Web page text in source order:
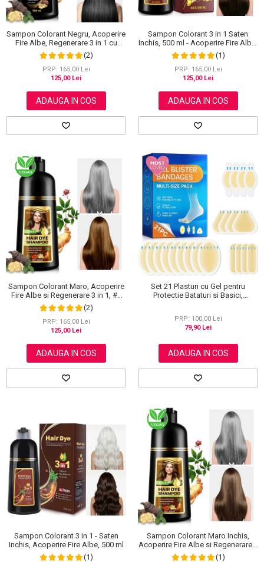
Sampon Colorant Negru, Acoperire
Fire Albe, Regenerare 3 in 1 cu
Ghimbir, 500 ml
(2)
PRP: 165,00 Lei
125,00 Lei
ADAUGA IN COS
Sampon Colorant 3 in 1 Saten
Inchis, 500 ml - Acoperire Fire Albe,
Hranire si Anti-Cadere
(1)
PRP: 165,00 Lei
125,00 Lei
ADAUGA IN COS
Sampon Colorant Maro, Acoperire
Fire Albe si Regenerare 3 in 1, #2
Brown, 500 ml
(2)
PRP: 165,00 Lei
125,00 Lei
ADAUGA IN COS
Set 21 Plasturi cu Gel pentru
Protectie Bataturi si Basici,
PRP: 100,00 Lei
79,90 Lei
ADAUGA IN COS
Sampon Colorant 3 in 1 - Saten
Inchis, Acoperire Fire Albe, 500 ml
(1)
Sampon Colorant Maro Inchis,
Acoperire Fire Albe si Regenerare 3
in 1, #5 Dark Coffee, 500 ml
(1)